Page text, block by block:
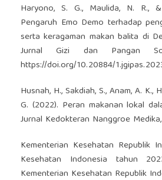
Haryono, S. G., Maulida, N. R.,
Pengaruh Emo Demo terhadap
serta keragaman makan balita di
Jurnal Gizi dan Pangan
https://doi.org/10.20884/
Husnah, H., Sakdiah, S., Anam, A. K.,
G. (2022). Peran makanan lokal
Jurnal Kedokteran Nanggroe
Kementerian Kesehatan Republik
Kesehatan Indonesia tahun
Kementerian Kesehatan Republik